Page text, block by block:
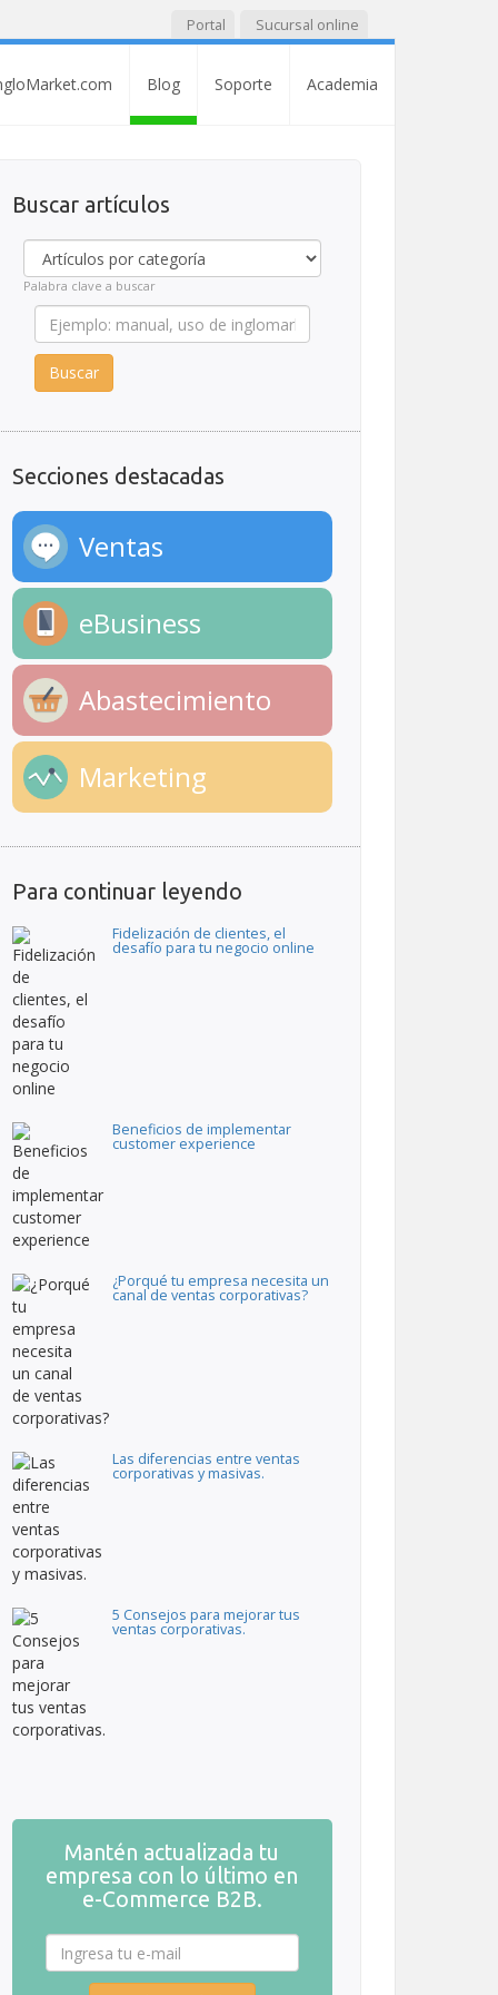
Portal Sucursal online
Blog Soporte Academia
Buscar artículos
Palabra clave a buscar
Buscar
Secciones destacadas
Ventas
eBusiness
Abastecimiento
Marketing
Para continuar leyendo
Fidelización de clientes, el
desafío para tu negocio online
Beneficios de implementar
customer experience
¿Porqué tu empresa necesita un
canal de ventas corporativas?
Las diferencias entre ventas
corporativas y masivas.
5 Consejos para mejorar tus
ventas corporativas.
Mantén actualizada tu
empresa con lo último en
e-Commerce B2B.